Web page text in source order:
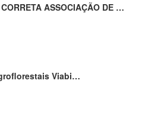
ASSOCIAÇÃO DE …
Viabi…